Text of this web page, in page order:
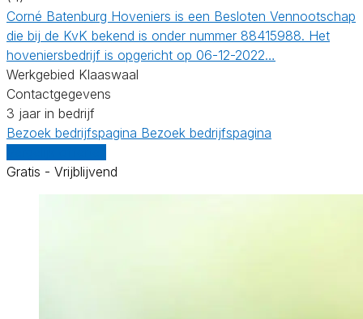
Corné Batenburg Hoveniers is een Besloten Vennootschap
die bij de KvK bekend is onder nummer 88415988. Het
hoveniersbedrijf is opgericht op 06-12-2022…
Werkgebied Klaaswaal
Contactgegevens
3 jaar in bedrijf
Bezoek bedrijfspagina Bezoek bedrijfspagina
Gratis - Vrijblijvend